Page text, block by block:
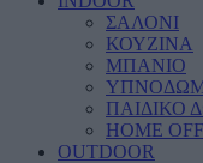
ΣΑΛΟΝΙ
ΚΟΥΖΙΝΑ
ΜΠΑΝΙΟ
ΠΑΙΔΙΚΟ
HOME
OUTDOOR